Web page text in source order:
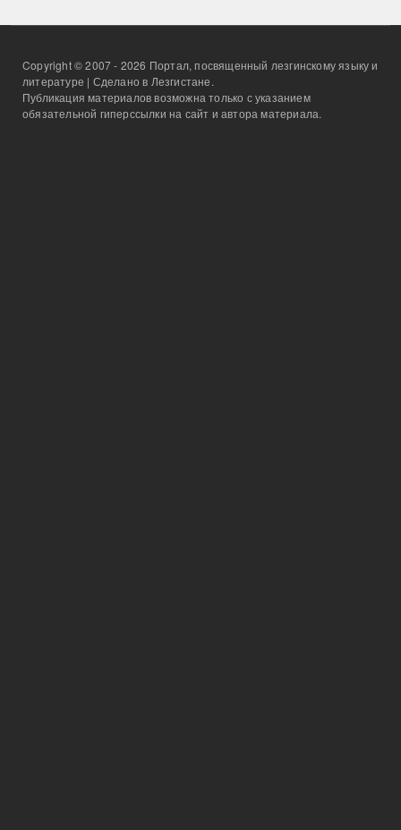
Copyright © 2007 - 2026 Портал, посвященный лезгинскому языку и
литературе | Сделано в Лезгистане.
Публикация материалов возможна только с указанием
обязательной гиперссылки на сайт и автора материала.